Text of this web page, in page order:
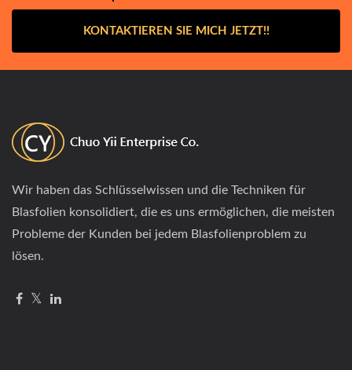
KONTAKTIEREN SIE MICH JETZT!!
Wir haben das Schlüsselwissen und die Techniken für
Blasfolien konsolidiert, die es uns ermöglichen, die meisten
Probleme der Kunden bei jedem Blasfolienproblem zu
lösen.